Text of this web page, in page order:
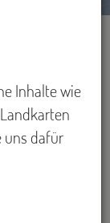
mit
Inhalte wie
uns dafür